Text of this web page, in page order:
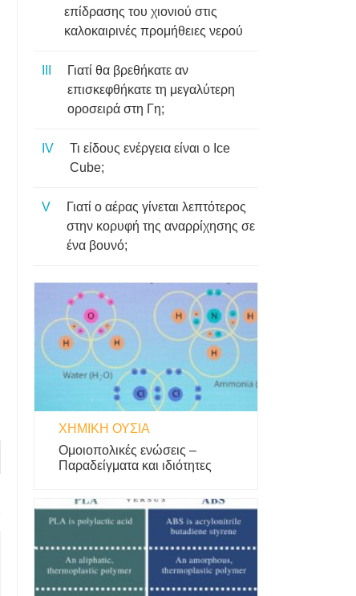
επίδρασης του χιονιού στις
καλοκαιρινές προμήθειες νερού
Γιατί θα βρεθήκατε αν
επισκεφθήκατε τη μεγαλύτερη
οροσειρά στη Γη;
Τι είδους ενέργεια είναι ο Ice
Cube;
Γιατί ο αέρας γίνεται λεπτότερος
στην κορυφή της αναρρίχησης σε
ένα βουνό;
ΧΗΜΙΚΉ ΟΥΣΊΑ
Ομοιοπολικές ενώσεις –
Παραδείγματα και ιδιότητες